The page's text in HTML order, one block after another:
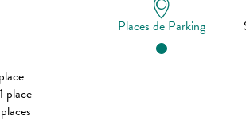
Places de Parking
place